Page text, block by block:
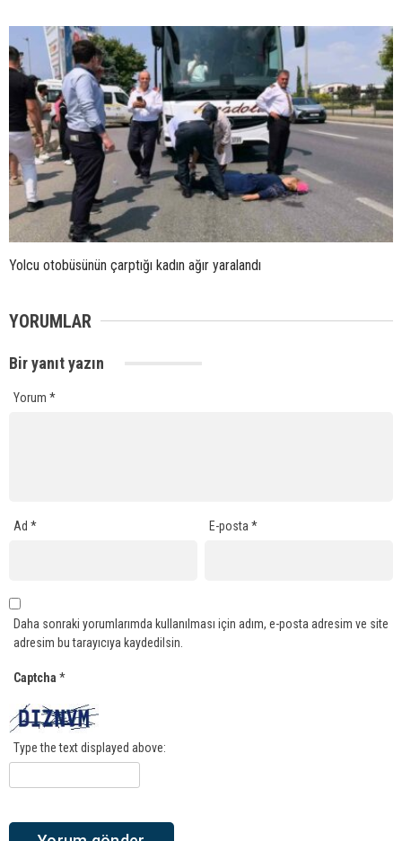
Yolcu otobüsünün çarptığı kadın ağır yaralandı
YORUMLAR
Bir yanıt yazın
Yorum *
Ad * E-posta*
Daha sonraki yorumlarımda kullanılması için adım, e-posta adresim ve site
adresim bu tarayıcıya kaydedilsin.
Captcha *
Type the text displayed above: